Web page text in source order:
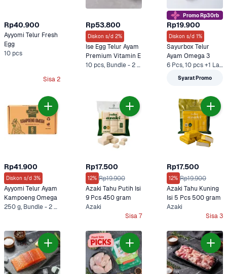
Rp40.900
Ayyomi Telur Fresh
Egg
10 pcs
Sisa 2
Rp53.800
Diskon s/d 2%
Ise Egg Telur Ayam
Premium Vitamin E
10 pcs, Bundle - 2 x 10 pcs*
Promo Rp30rb
Rp19.900
Diskon s/d 1%
Sayurbox Telur
Ayam Omega 3
6 Pcs, 10 pcs +1 Lainnya
Syarat Promo
Rp41.900
Diskon s/d 3%
Ayyomi Telur Ayam
Kampoeng Omega
250 g, Bundle - 2 x 250 g*
Rp17.500
12% Rp19.900
Azaki Tahu Putih Isi
9 Pcs 450 gram
Azaki
Sisa 7
Rp17.500
12% Rp19.900
Azaki Tahu Kuning
Isi 5 Pcs 500 gram
Azaki
Sisa 3